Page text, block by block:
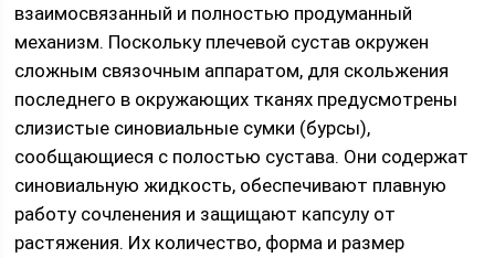
взаимосвязанный и полностью продуманный
механизм. Поскольку плечевой сустав окружен
сложным связочным аппаратом, для скольжения
последнего в окружающих тканях предусмотрены
слизистые синовиальные сумки (бурсы),
сообщающиеся с полостью сустава. Они содержат
синовиальную жидкость, обеспечивают плавную
работу сочленения и защищают капсулу от
растяжения. Их количество, форма и размер